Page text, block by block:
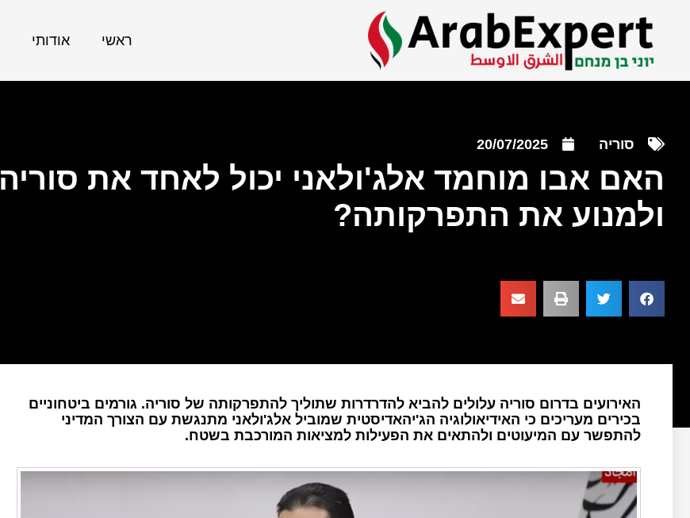
ראשי אודותי
סוריה 20/07/2025
האם אבו מוחמד אלג'ולאני יכול לאחד את סוריה
ולמנוע את התפרקותה?
האירועים בדרום סוריה עלולים להביא להדרדרות שתוליך להתפרקותה של סוריה. גורמים ביטחוניים
בכירים מעריכים כי האידיאולוגיה הג'יהאדיסטית שמוביל אלג'ולאני מתנגשת עם הצורך המדיני
להתפשר עם המיעוטים ולהתאים את הפעילות למציאות המורכבת בשטח.